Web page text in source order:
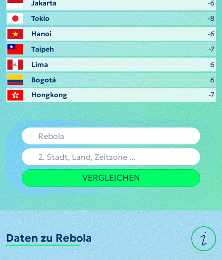
Jakarta
-6
Tokio
-8
Hanoi
-6
Taipeh
-7
Lima
6
Bogotá
6
Hongkong
-7
VERGLEICHEN
Daten zu Rebola